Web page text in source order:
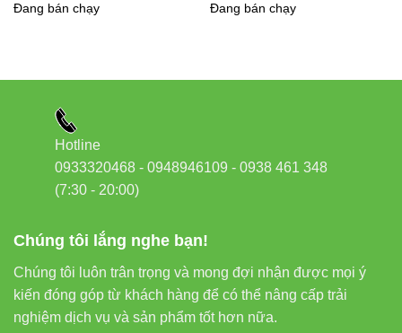
Hy vọng bài viết giúp bạn chọn đúng mẫu đèn và tối ưu
Đang bán chạy
Đang bán chạy
Chúng tôi lắng nghe bạn!
Chúng tôi luôn trân trọng và mong đợi nhận được mọi ý
kiến đóng góp từ khách hàng để có thể nâng cấp trải
nghiệm dịch vụ và sản phẩm tốt hơn nữa.
Hotline
0933320468 - 0948946109 - 0938 461 348
(7:30 - 20:00)